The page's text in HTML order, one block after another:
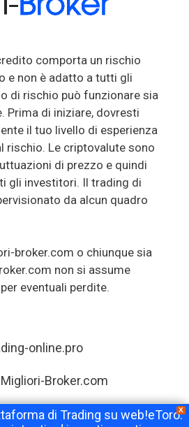
comporta un rischio
e non è adatto a tutti gli
di rischio può funzionare sia
Prima di iniziare, dovresti
il tuo livello di esperienza
rischio. Le criptovalute sono
di prezzo e quindi
gli investitori. Il trading di
da alcun quadro
broker.com o chiunque sia
non si assume
eventuali perdite.
online.pro
Broker.com
X
di Trading su web!eToro: